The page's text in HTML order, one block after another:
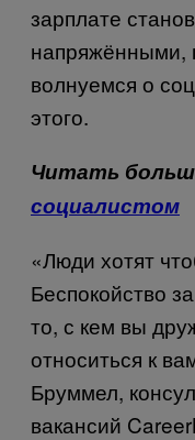
зарплате
напряжёнными,
волнуемся о
этого.
Читать
социалистом
«Люди хотят
Беспокойство
то, с кем вы
относиться к
Бруммел,
вакансий